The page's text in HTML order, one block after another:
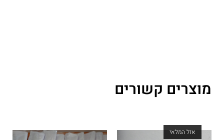
מוצרים קשורים
אזל המלאי